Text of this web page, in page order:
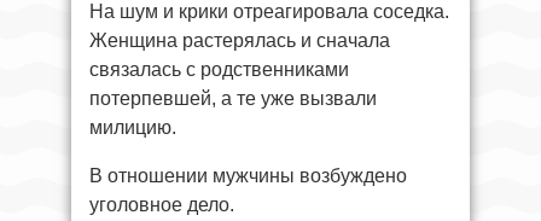
На шум и крики отреагировала соседка.
Женщина растерялась и сначала
связалась с родственниками
потерпевшей, а те уже вызвали
милицию.
В отношении мужчины возбуждено
уголовное дело.